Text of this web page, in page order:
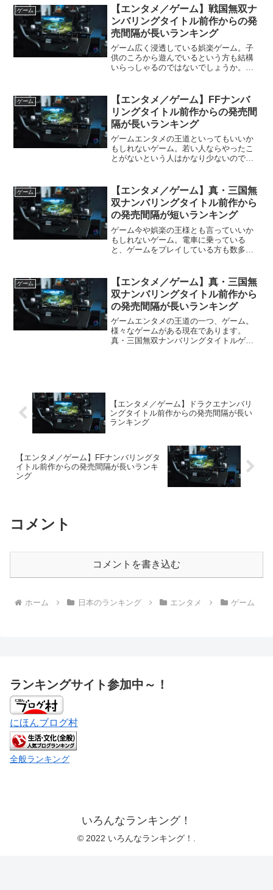
超有名タイトルなんてのがあったりしま
す。その一つが「ドラゴン...
ゲーム
【エンタメ／ゲーム】戦国無双ナ
ンバリングタイトル前作からの発
売間隔が長いランキング
ゲーム広く浸透している娯楽ゲーム。子
供のころから遊んでいるという方も結構
いらっしゃるのではないでしょうか。戦
派生作品が誕生したりしています。そう
したタイトルの一つが「戦...
ゲーム
【エンタメ／ゲーム】FFナンバ
リングタイトル前作からの発売間
隔が長いランキング
ゲームエンタメの王道といってもいいか
もしれないゲーム。若い人ならやったこ
とがないという人はかなり少ないのでは
は人気タイトルとなって有名な作品もあ
ります。その一つが「ファ...
ゲーム
【エンタメ／ゲーム】真・三国無
双ナンバリングタイトル前作から
の発売間隔が短いランキング
ゲーム今や娯楽の王様とも言っていいか
もしれないゲーム。電車に乗っている
と、ゲームをプレイしている方も数多く
ルは、シリーズ化されることもよくある
こと。人気が出れば続編を考...
ゲーム
【エンタメ／ゲーム】真・三国無
双ナンバリングタイトル前作から
の発売間隔が長いランキング
ゲームエンタメの王道の一つ、ゲーム。
様々なゲームがある現在であります。
真・三国無双ナンバリングタイトルゲー
【エンタメ／ゲーム】ドラクエナンバリ
ングタイトル前作からの発売間隔が長い
ランキング
【エンタメ／ゲーム】FFナンバリングタ
イトル前作からの発売間隔が長いランキ
ング
コメント
コメントを書き込む
ホーム 日本のランキング エンタメ ゲーム
ランキングサイト参加中～！
にほんブログ村
全般ランキング
いろんなランキング！
© 2022 いろんなランキング！.